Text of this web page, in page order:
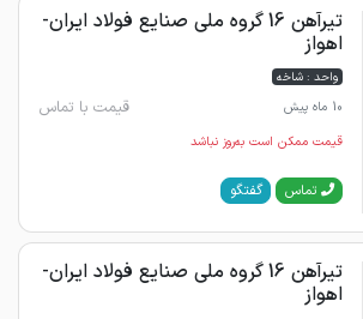
تیرآهن 16 گروه ملی صنایع فولاد ایران-
اهواز
واحد : شاخه
10 ماه پیش
قیمت با تماس
قیمت ممکن است به‌روز نباشد
تماس گفتگو
تیرآهن 16 گروه ملی صنایع فولاد ایران-
اهواز